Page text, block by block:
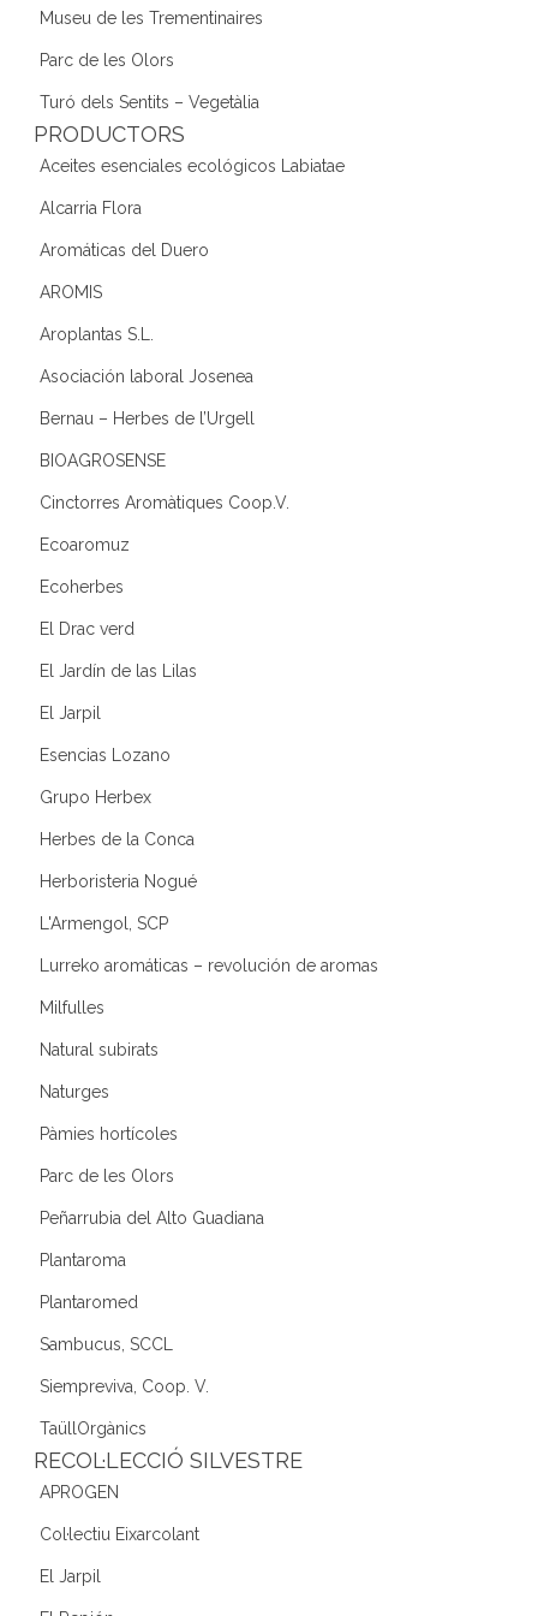
Museu de les Trementinaires
Parc de les Olors
Turó dels Sentits – Vegetàlia
PRODUCTORS
Aceites esenciales ecológicos Labiatae
Alcarria Flora
Aromáticas del Duero
AROMIS
Aroplantas S.L.
Asociación laboral Josenea
Bernau – Herbes de l’Urgell
BIOAGROSENSE
Cinctorres Aromàtiques Coop.V.
Ecoaromuz
Ecoherbes
El Drac verd
El Jardín de las Lilas
El Jarpil
Esencias Lozano
Grupo Herbex
Herbes de la Conca
Herboristeria Nogué
L'Armengol, SCP
Lurreko aromáticas – revolución de aromas
Milfulles
Natural subirats
Naturges
Pàmies hortícoles
Parc de les Olors
Peñarrubia del Alto Guadiana
Plantaroma
Plantaromed
Sambucus, SCCL
Siempreviva, Coop. V.
TaüllOrgànics
RECOL·LECCIÓ SILVESTRE
APROGEN
Col·lectiu Eixarcolant
El Jarpil